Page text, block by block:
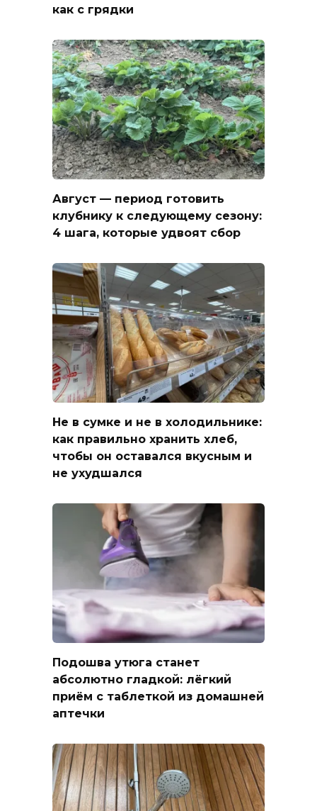
как с грядки
Август — период готовить
клубнику к следующему сезону:
4 шага, которые удвоят сбор
Не в сумке и не в холодильнике:
как правильно хранить хлеб,
чтобы он оставался вкусным и
не ухудшался
Подошва утюга станет
абсолютно гладкой: лёгкий
приём с таблеткой из домашней
аптечки